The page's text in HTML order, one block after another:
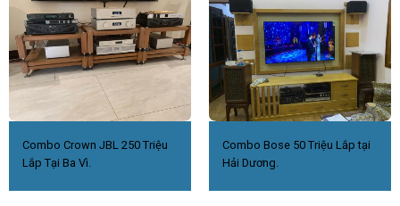
Combo Crown JBL 250 Triệu
Lắp Tại Ba Vì.
Combo Bose 50 Triệu Lắp tại
Hải Dương.